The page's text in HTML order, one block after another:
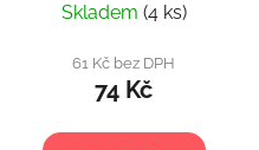
Skladem (4 ks)
61 Kč bez DPH
74 Kč